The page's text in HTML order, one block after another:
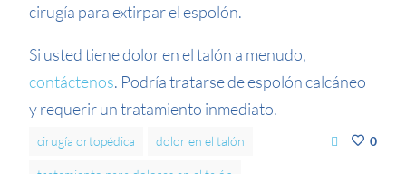
cirugía para extirpar el espolón.
Si usted tiene dolor en el talón a menudo,
contáctenos. Podría tratarse de espolón calcáneo
y requerir un tratamiento inmediato.
cirugía ortopédica dolor en el talón 0